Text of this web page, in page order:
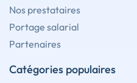
Nos prestataires
Portage salarial
Partenaires
Catégories populaires